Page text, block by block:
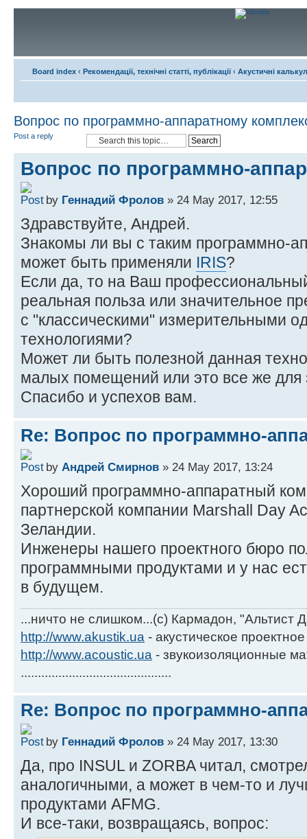
Board index ‹ Рекомендації, технічні статті, публікації ‹ Акустичні
Вопрос по программно-аппаратному
Post a reply
Вопрос по программно-
by Геннадий Фролов » 24 May 2017, 12:55
Здравствуйте, Андрей.
Знакомы ли вы с таким программно-
может быть применяли IRIS?
Если да, то на Ваш
реальная польза или значительное
с "классическими" измерительными
технологиями?
Может ли быть полезной данная
малых помещений или это все же для
Спасибо и успехов вам.
Re: Вопрос по программно-
by Андрей Смирнов » 24 May 2017, 13:24
Хороший программно-аппаратный
партнерской компании Marshall Day
Зеландии.
Инженеры нашего проектного бюро
программными продуктами и у нас
в будущем.
...ничто не слишком...(с) Кармадон, "Альтист
http://www.akustik.ua - акустическое
http://www.acoustic.ua - звукоизоляционные
............................................
Re: Вопрос по программно-
by Геннадий Фролов » 24 May 2017, 13:30
Да, про INSUL и ZORBA читал,
аналогичными, а может в чем-то и
продуктами AFMG.
И все-таки, возвращаясь, вопрос: